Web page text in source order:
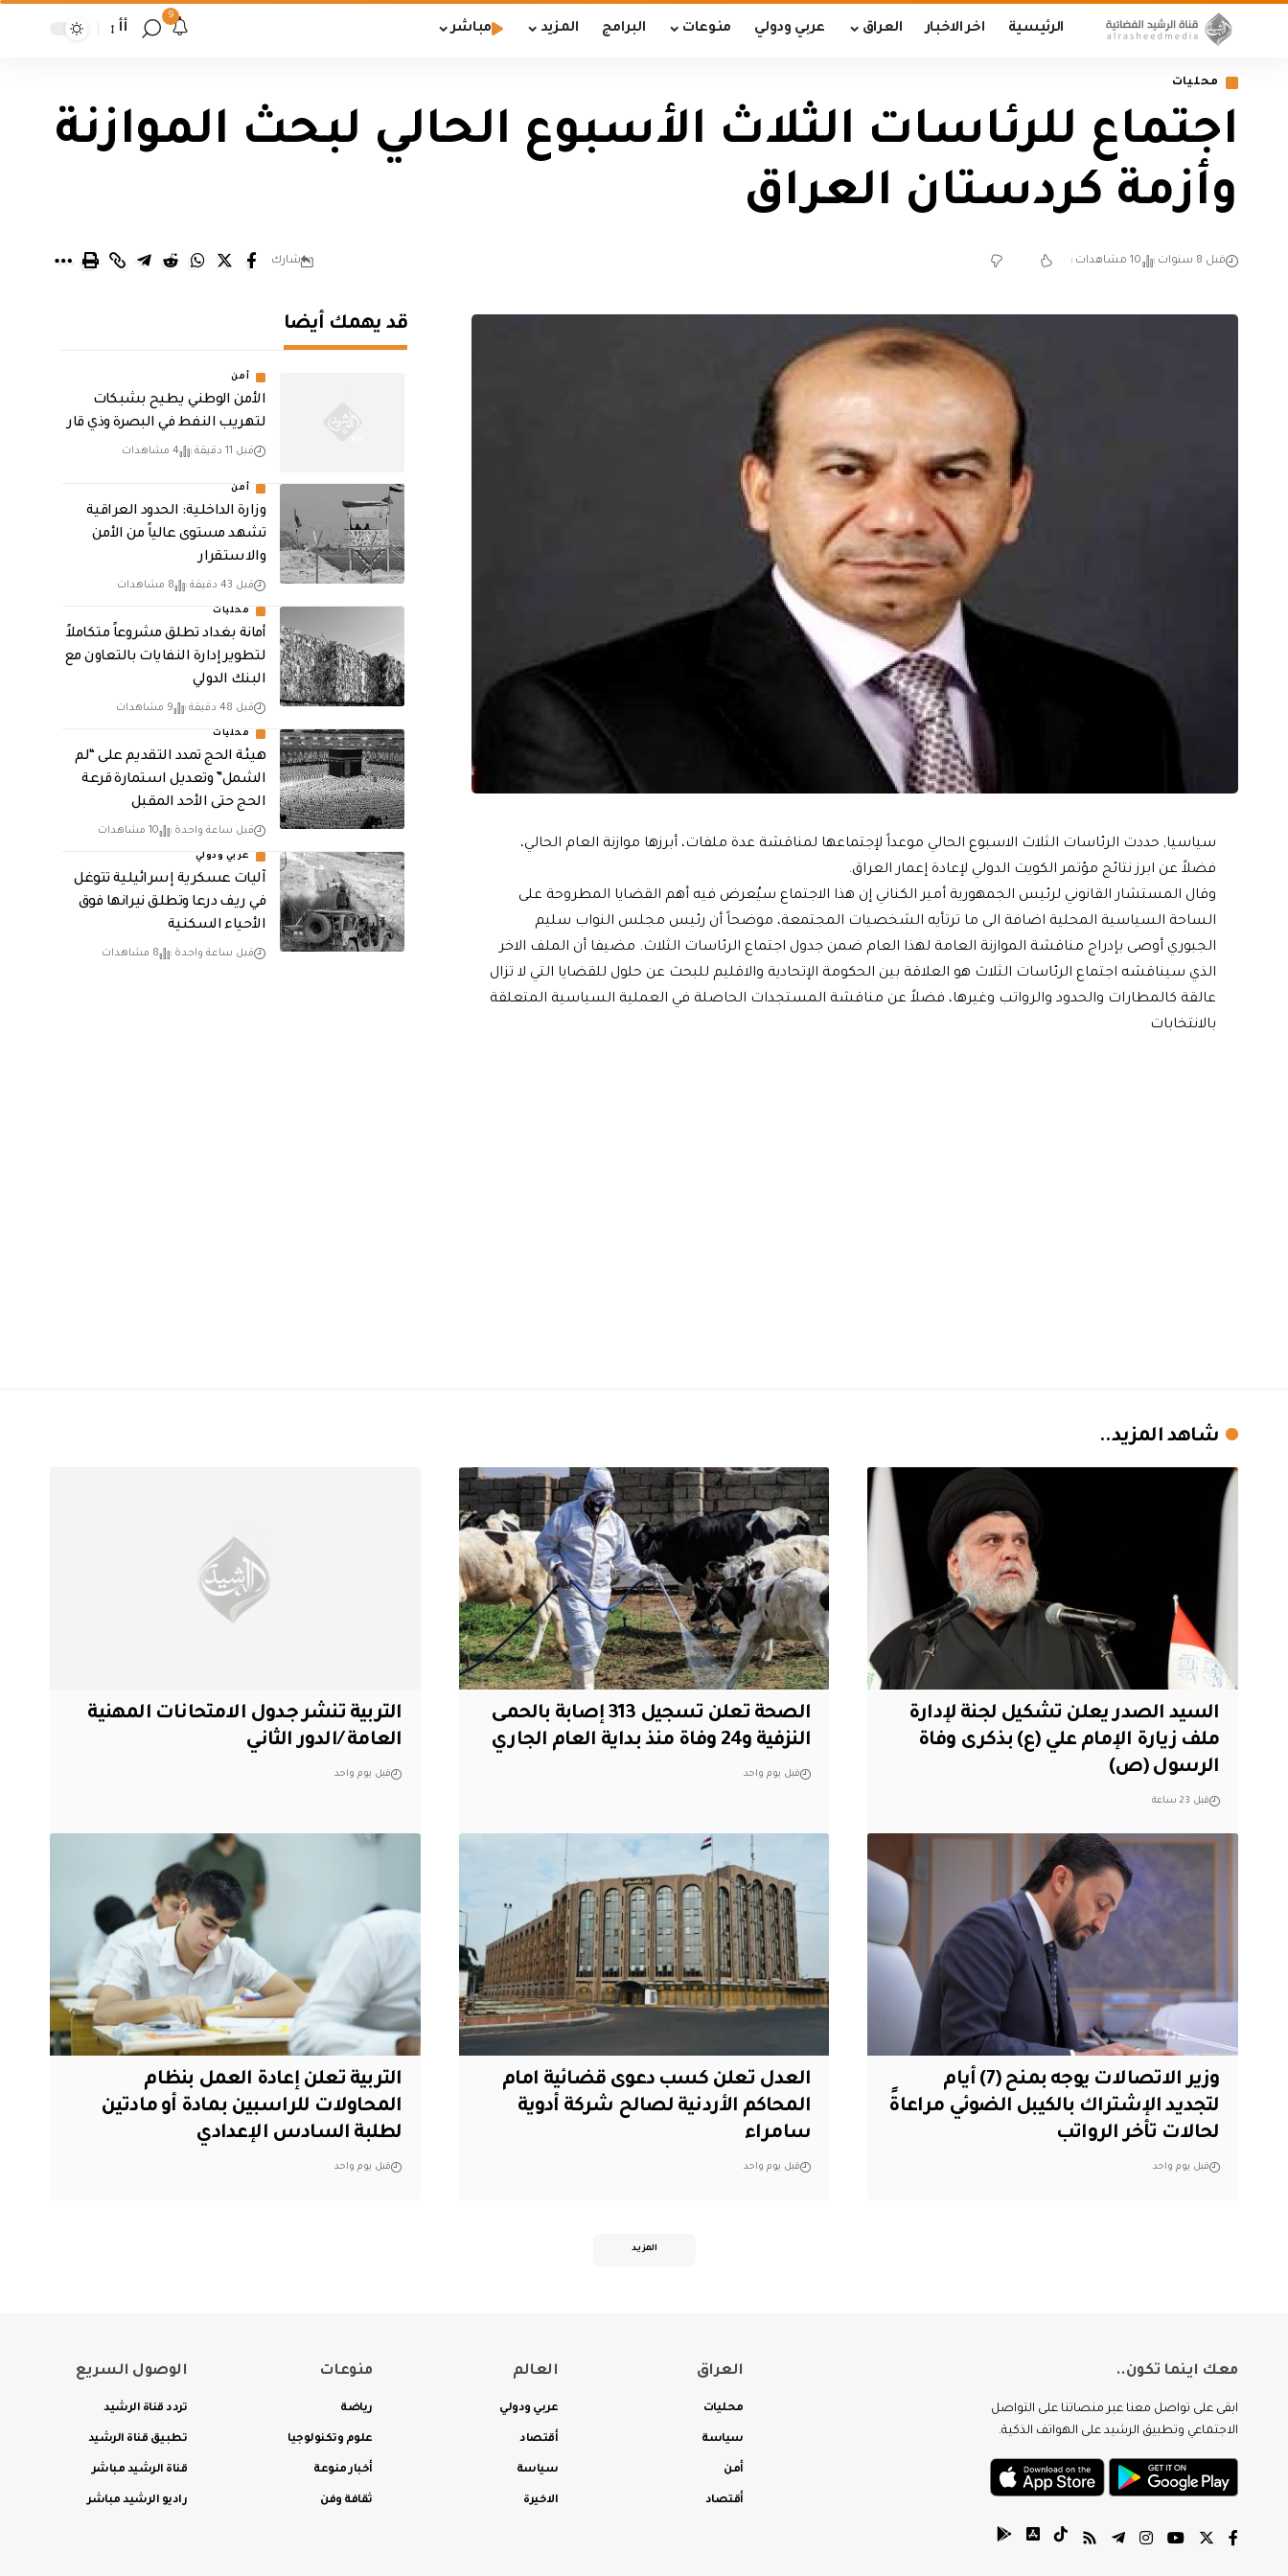
الرئيسية اخر الاخبار العراق عربي ودولي منوعات البرامج المزيد مباشر
9
أأ
محليات
اجتماع للرئاسات الثلاث الأسبوع الحالي لبحث الموازنة
وأزمة كردستان العراق
قبل 8 سنوات 10 مشاهدات شارك
سياسيا, حددت الرئاسات الثلاث الاسبوع الحالي موعداً لإجتماعها لمناقشة عدة ملفات، أبرزها موازنة العام الحالي،
فضلاً عن ابرز نتائج مؤتمر الكويت الدولي لإعادة إعمار العراق.
وقال المستشار القانوني لرئيس الجمهورية أمير الكناني إن هذا الاجتماع سيُعرض فيه أهم القضايا المطروحة على
الساحة السياسية المحلية اضافة الى ما ترتأيه الشخصيات المجتمعة، موضحاً أن رئيس مجلس النواب سليم
الجبوري أوصى بإدراج مناقشة الموازنة العامة لهذا العام ضمن جدول اجتماع الرئاسات الثلاث. مضيفا أن الملف الاخر
الذي سيناقشه اجتماع الرئاسات الثلاث هو العلاقة بين الحكومة الإتحادية والاقليم للبحث عن حلول للقضايا التي لا تزال
عالقة كالمطارات والحدود والرواتب وغيرها، فضلاً عن مناقشة المستجدات الحاصلة في العملية السياسية المتعلقة
بالانتخابات
قد يهمك أيضا
أمن
الأمن الوطني يطيح بشبكات
لتهريب النفط في البصرة وذي قار
قبل 11 دقيقة 4 مشاهدات
أمن
وزارة الداخلية: الحدود العراقية
تشهد مستوى عالياً من الأمن
والاستقرار
قبل 43 دقيقة 8 مشاهدات
محليات
أمانة بغداد تطلق مشروعاً متكاملاً
لتطوير إدارة النفايات بالتعاون مع
البنك الدولي
قبل 48 دقيقة 9 مشاهدات
محليات
هيئة الحج تمدد التقديم على “لم
الشمل” وتعديل استمارة قرعة
الحج حتى الأحد المقبل
قبل ساعة واحدة 10 مشاهدات
عربي ودولي
آليات عسكرية إسرائيلية تتوغل
في ريف درعا وتطلق نيرانها فوق
الأحياء السكنية
قبل ساعة واحدة 8 مشاهدات
شاهد المزيد..
السيد الصدر يعلن تشكيل لجنة لإدارة
ملف زيارة الإمام علي (ع) بذكرى وفاة
الرسول (ص)
قبل 23 ساعة
الصحة تعلن تسجيل 313 إصابة بالحمى
النزفية و24 وفاة منذ بداية العام الجاري
قبل يوم واحد
التربية تنشر جدول الامتحانات المهنية
العامة /الدور الثاني
قبل يوم واحد
وزير الاتصالات يوجه بمنح (7) أيام
لتجديد الإشتراك بالكيبل الضوئي مراعاةً
لحالات تأخر الرواتب
قبل يوم واحد
العدل تعلن كسب دعوى قضائية امام
المحاكم الأردنية لصالح شركة أدوية
سامراء
قبل يوم واحد
التربية تعلن إعادة العمل بنظام
المحاولات للراسبين بمادة أو مادتين
لطلبة السادس الإعدادي
قبل يوم واحد
المزيد
معك اينما تكون..
ابقى على تواصل معنا عبر منصاتنا على التواصل
الاجتماعي وتطبيق الرشيد على الهواتف الذكية.
العراق
محليات
سياسة
أمن
أقتصاد
العالم
عربي ودولي
أقتصاد
سياسة
الاخيرة
منوعات
رياضة
علوم وتكنولوجيا
أخبار منوعة
ثقافة وفن
الوصول السريع
تردد قناة الرشيد
تطبيق قناة الرشيد
قناة الرشيد مباشر
راديو الرشيد مباشر